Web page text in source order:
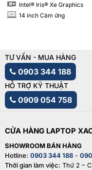
Intel® Iris® Xe Graphics
INCH 14 inch Cảm ứng
TƯ VẤN - MUA HÀNG
0903 344 188
HỖ TRỢ KỸ THUẬT
0909 054 758
CỬA HÀNG LAPTOP
SHOWROOM BÁN HÀNG
Hotline: 0903 344 188 -
Thời gian làm việc: Thứ 2 –